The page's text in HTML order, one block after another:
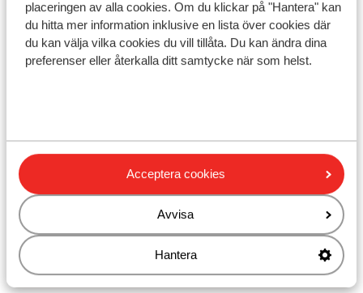
placeringen av alla cookies. Om du klickar på "Hantera" kan
du hitta mer information inklusive en lista över cookies där
du kan välja vilka cookies du vill tillåta. Du kan ändra dina
preferenser eller återkalla ditt samtycke när som helst.
Acceptera cookies
Avvisa
Hantera
Visa på karta
Avstånd till centrum: ca 6 km
Avstånd till flygplats ca 58 km
Andra boenden i Costa del Sol
Hard Rock Hotel Marbella